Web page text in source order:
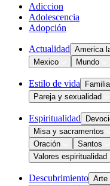
Adiccion
Adolescencia
Adopción
Actualidad America
Mexico
Mundo
Estilo de vida Familia
Pareja y sexualidad
Espiritualidad
Misa y sacramentos
Oración
Santos
Valores espiritualidad
Descubrimiento Arte